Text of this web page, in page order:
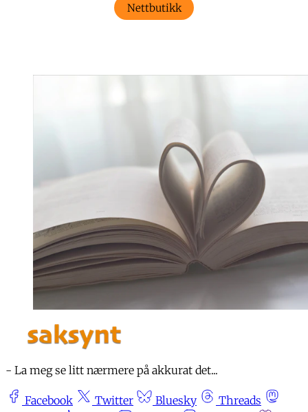
Nettbutikk
- La meg se litt nærmere på akkurat det...
Facebook Twitter Bluesky
Threads